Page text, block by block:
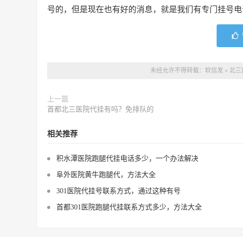
号的，但是现在也有好的消息，就是我们有专门挂号
未经允许不得转载： 软信发 » 北
上一篇
首都北三医院代挂有吗？免排队的
相关推荐
积水潭医院跑腿代挂电话多少，一个办法解决
阜外医院黄牛跑腿代，方法大全
301医院代挂号联系方式，通过这种有号
首都301医院跑腿代挂联系方式多少，方法大全